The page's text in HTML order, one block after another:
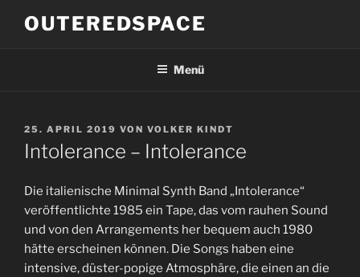
InhaltOUTEREDSPACE
Menü
VERÖFFENTLICHT
AM
25. APRIL 2019 VON VOLKER KINDT
Intolerance – Intolerance
Die italienische Minimal Synth Band „Intolerance“
veröffentlichte 1985 ein Tape, das vom rauhen Sound
und von den Arrangements her bequem auch 1980
hätte erscheinen können. Die Songs haben eine
intensive, düster-popige Atmosphäre, die einen an die